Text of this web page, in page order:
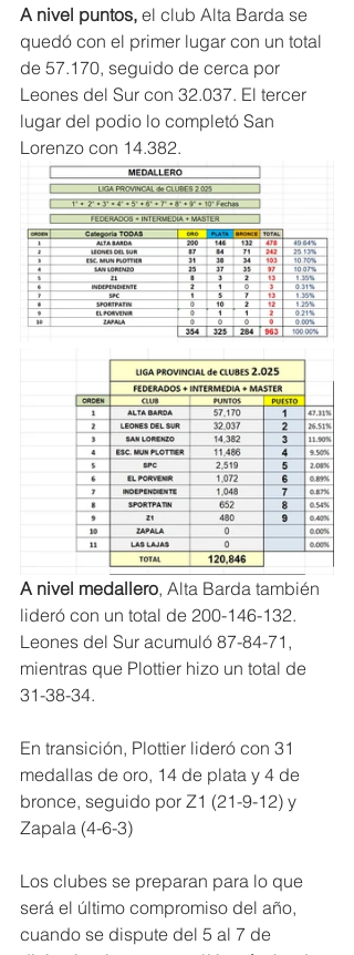
A nivel puntos, el club Alta Barda se
quedó con el primer lugar con un total
de 57.170, seguido de cerca por
Leones del Sur con 32.037. El tercer
lugar del podio lo completó San
Lorenzo con 14.382.
A nivel medallero, Alta Barda también
lideró con un total de 200-146-132.
Leones del Sur acumuló 87-84-71,
mientras que Plottier hizo un total de
31-38-34.
En transición, Plottier lideró con 31
medallas de oro, 14 de plata y 4 de
bronce, seguido por Z1 (21-9-12) y
Zapala (4-6-3)
Los clubes se preparan para lo que
será el último compromiso del año,
cuando se dispute del 5 al 7 de